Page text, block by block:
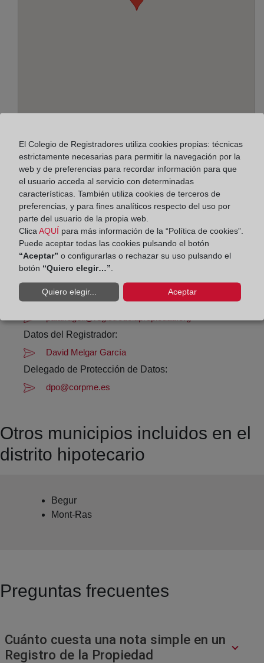
C/ Ample, 10 - planta 1ª, 17200
Horario:
De lunes a viernes de 09:00 a 17:00 horas
Agosto: De lunes a viernes de 09:00 a 14:00 horas
Los días 24 y 31 de diciembre de 09:00 a 14:00
horas
(972) 30 57 62
Datos del Registrador:
David Melgar García
Delegado de Protección de Datos:
dpo@corpme.es
Otros municipios incluidos en el
distrito hipotecario
Begur
Mont-Ras
Preguntas frecuentes
Cuánto cuesta una nota simple en un
Registro de la Propiedad
El Colegio de Registradores utiliza cookies propias: técnicas
estrictamente necesarias para permitir la navegación por la
web y de preferencias para recordar información para que
el usuario acceda al servicio con determinadas
características. También utiliza cookies de terceros de
preferencias, y para fines analíticos respecto del uso por
parte del usuario de la propia web.
Clica AQUÍ para más información de la “Política de cookies”.
Puede aceptar todas las cookies pulsando el botón
“Aceptar” o configurarlas o rechazar su uso pulsando el
botón “Quiero elegir…”
Quiero elegir... Aceptar